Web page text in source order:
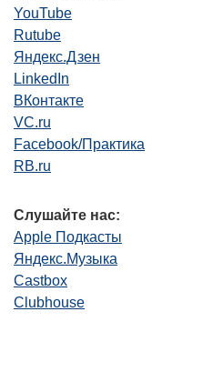
YouTube
Rutube
Яндекс.Дзен
LinkedIn
ВКонтакте
VC.ru
Facebook/Практика
RB.ru
Слушайте нас:
Apple Подкасты
Яндекс.Музыка
Castbox
Clubhouse